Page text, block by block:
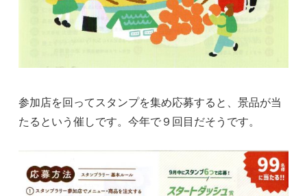
参加店を回ってスタンプを集め応募すると、景品が当
たるという催しです。今年で９回目だそうです。